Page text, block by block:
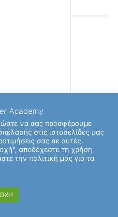
Academy
να σας προσφέρουμε
στις ιστοσελίδες μας
σας σε αυτές.
αποδέχεστε τη χρήση
την πολιτική μας για τα